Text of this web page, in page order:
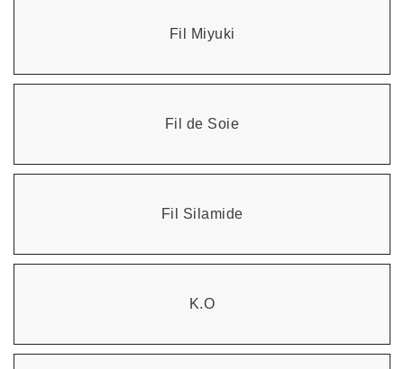
Fil Miyuki
Fil de Soie
Fil Silamide
K.O